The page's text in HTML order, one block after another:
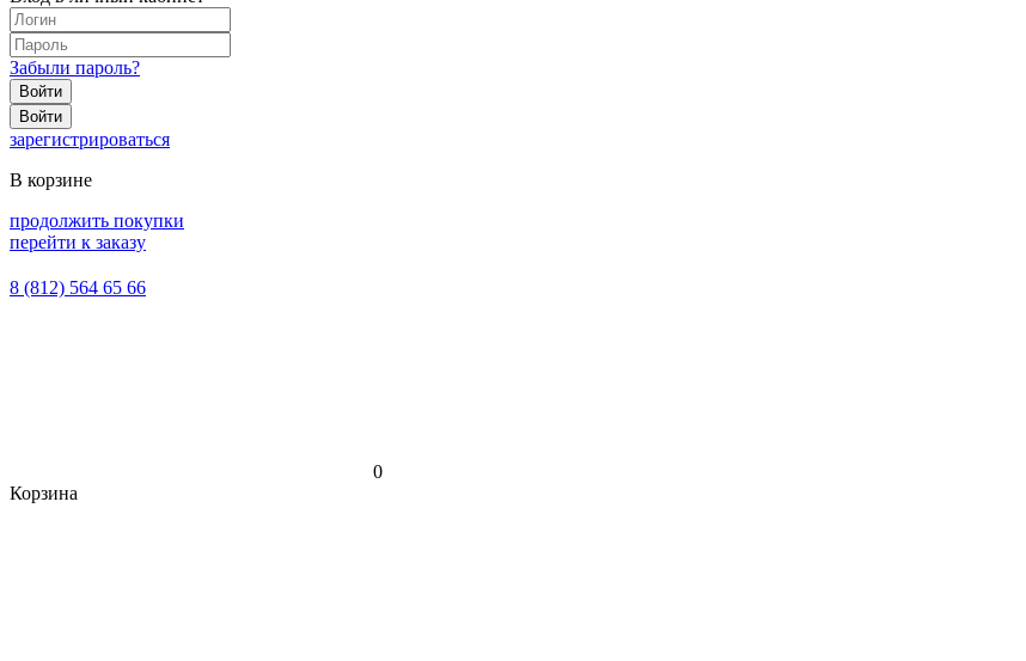
Забыли пароль?
Войти
Войти
зарегистрироваться
В корзине
продолжить покупки
перейти к заказу
8 (812) 564 65 66
0
Корзина